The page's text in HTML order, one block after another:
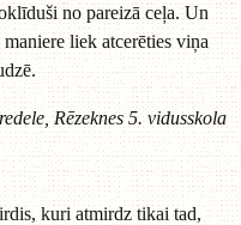
no pareizā ceļa. Un
liek atcerēties viņa
Rēzeknes 5. vidusskola
kuri atmirdz tikai tad,